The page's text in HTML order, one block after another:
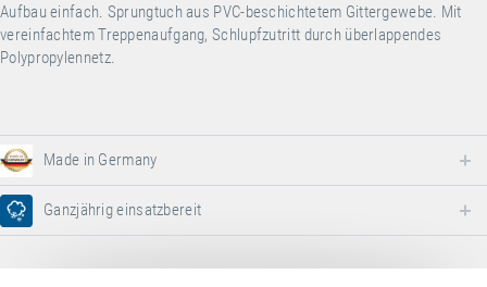
Aufbau einfach. Sprungtuch aus PVC-beschichtetem Gittergewebe. Mit
vereinfachtem Treppenaufgang, Schlupfzutritt durch überlappendes
Polypropylennetz.
Made in Germany
Ganzjährig einsatzbereit